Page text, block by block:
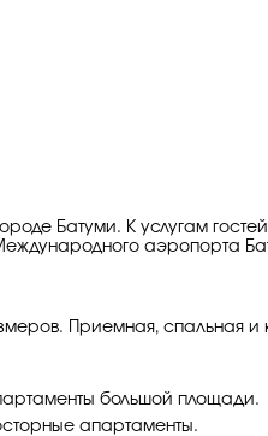
Батуми. К услугам
аэропорта
Приемная, спальная и
большой площади.
апартаменты.